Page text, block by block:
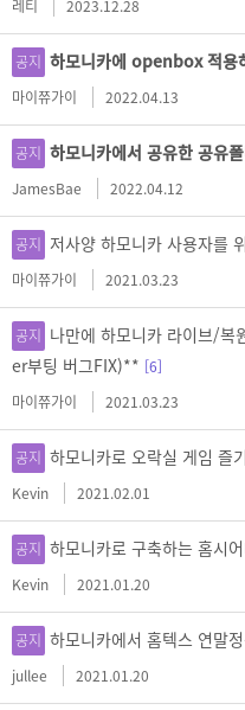
레티
2023.12.28
공지 하모니카에 openbox 적용
마이쮸가이
2022.04.13
공지 하모니카에서 공유한 공유
JamesBae
2022.04.12
공지 저사양 하모니카 사용자를
마이쮸가이
2021.03.23
공지 나만에 하모니카 라이브/
er부팅 버그FIX)** [6]
마이쮸가이
2021.03.23
공지 하모니카로 오락실 게임 즐
Kevin
2021.02.01
공지 하모니카로 구축하는 홈시
Kevin
2021.01.20
공지 하모니카에서 홈텍스 연말
jullee
2021.01.20